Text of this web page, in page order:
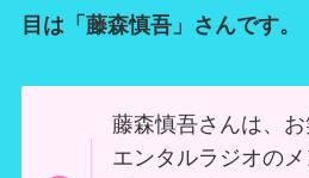
目は「藤森慎吾」さんです。
藤森慎吾さんは、
エンタルラジオのメ